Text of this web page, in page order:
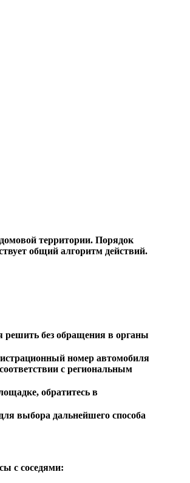
территории. Порядок
общий алгоритм действий.
решить без обращения в органы
номер автомобиля
с региональным
обратитесь в
выбора дальнейшего способа
с соседями: